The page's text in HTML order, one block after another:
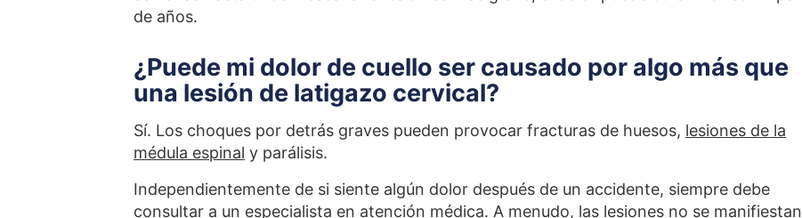
de años.
¿Puede mi dolor de cuello ser causado por algo más que
una lesión de latigazo cervical?
Sí. Los choques por detrás graves pueden provocar fracturas de huesos, lesiones de la
médula espinal y parálisis.
Independientemente de si siente algún dolor después de un accidente, siempre debe
consultar a un especialista en atención médica. A menudo, las lesiones no se manifiestan